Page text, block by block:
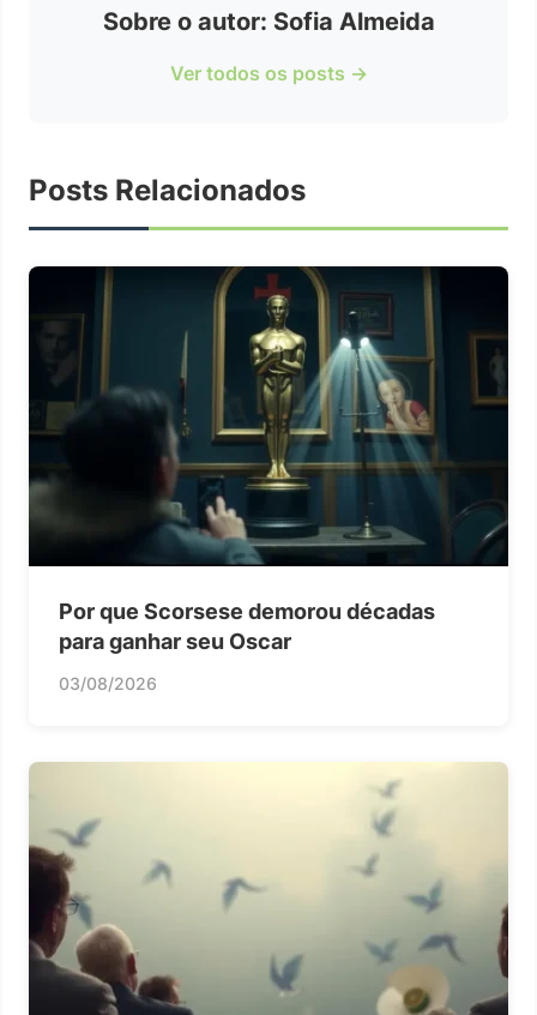
Sobre o autor: Sofia Almeida
Ver todos os posts →
Posts Relacionados
Por que Scorsese demorou décadas
para ganhar seu Oscar
03/08/2026